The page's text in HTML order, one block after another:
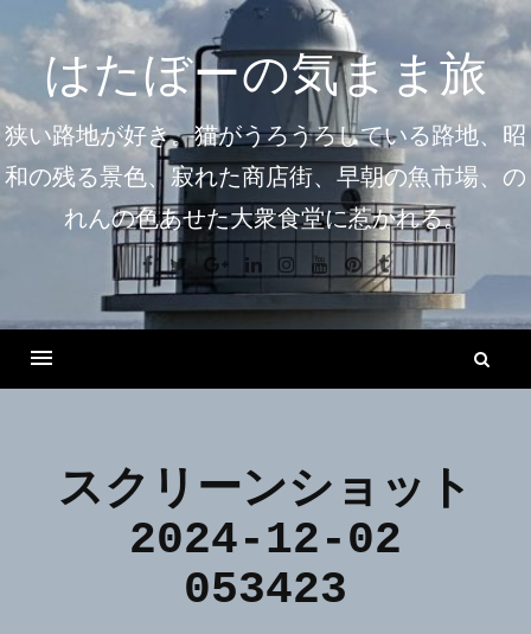
ン
ツ
へ
はたぼーの気まま旅
狭い路地が好き。猫がうろうろしている路地、昭
和の残る景色、寂れた商店街、早朝の魚市場、の
れんの色あせた大衆食堂に惹かれる。
Facebook
Twitter Google+
LinkedinInstagramYoutube
Pinterest
Tumblr
スクリーンショット
2024-12-02
053423